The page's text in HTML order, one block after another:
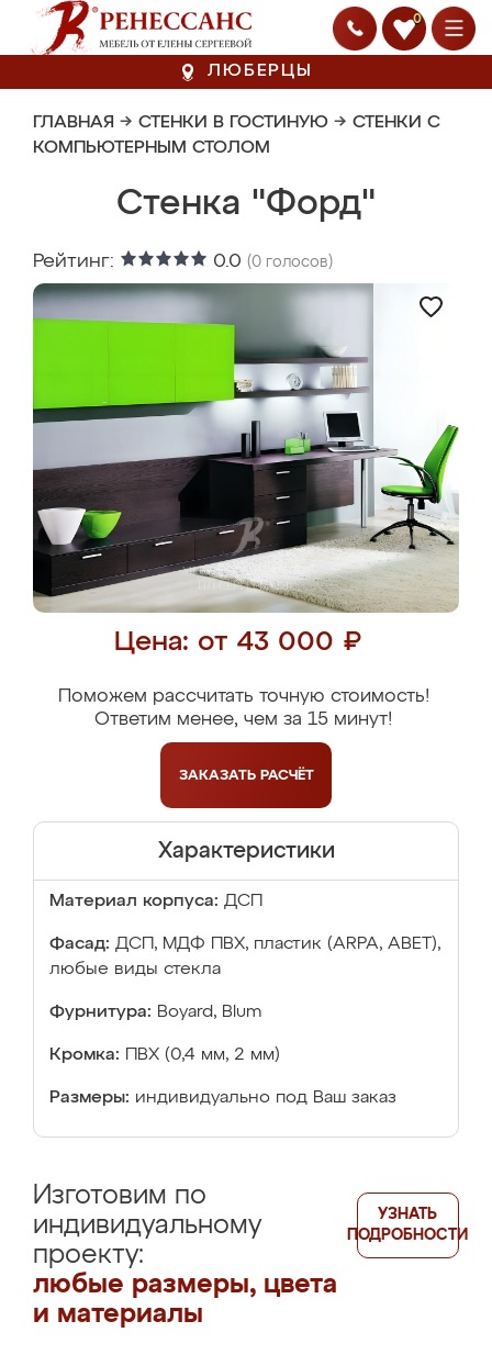
0
ЛЮБЕРЦЫ
ГЛАВНАЯ → СТЕНКИ В ГОСТИНУЮ → СТЕНКИ С
КОМПЬЮТЕРНЫМ СТОЛОМ
Стенка "Форд"
Рейтинг: 0.0 (0 голосов)
Цена: от 43 000 ₽
Поможем рассчитать точную стоимость!
Ответим менее, чем за 15 минут!
ЗАКАЗАТЬ РАСЧЁТ
Характеристики
Материал корпуса: ДСП
Фасад: ДСП, МДФ ПВХ, пластик (ARPA, ABET),
любые виды стекла
Фурнитура: Boyard, Blum
Кромка: ПВХ (0,4 мм, 2 мм)
Размеры: индивидуально под Ваш заказ
Изготовим по
индивидуальному
проекту:
любые размеры, цвета
и материалы
УЗНАТЬ
ПОДРОБНОСТИ